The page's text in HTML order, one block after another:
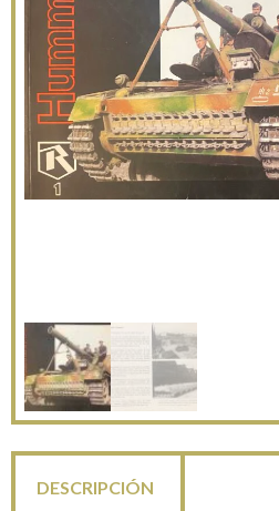
DESCRIPCIÓN